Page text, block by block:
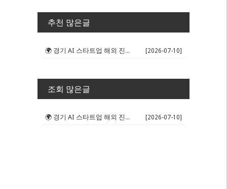
추천 많은글
🌍 경기 AI 스타트업 해외 진출 판... [2026-07-10]
조회 많은글
🌍 경기 AI 스타트업 해외 진출 판... [2026-07-10]